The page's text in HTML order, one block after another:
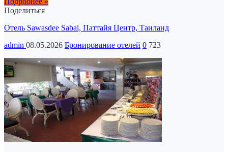
Поделиться
Отель Sawasdee Sabai, Паттайя Центр, Таиланд
admin 08.05.2026 Бронирование отелей 0 723